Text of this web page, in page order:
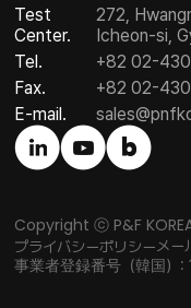
Test
Center.
272,
Icheon-si,
Tel.
+82 02-
Fax.
+82 02-
E-mail.
Copyright ⓒ P&F KOREA
プライバシーポリシーメー
事業者登録番号（韓国）: